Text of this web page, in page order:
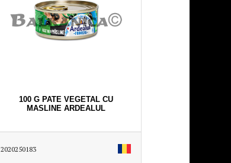
100 G PATE VEGETAL CU
MASLINE ARDEALUL
2020250183